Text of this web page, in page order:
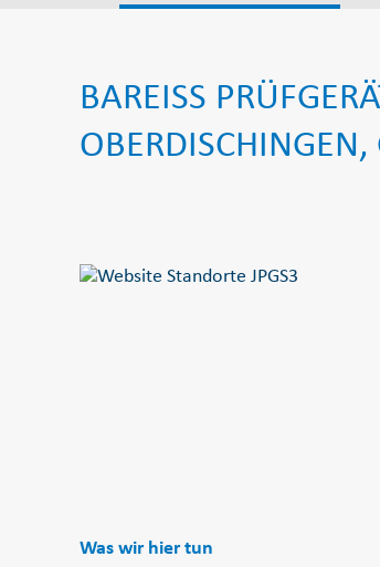
BAREISS
Was wir hier tun